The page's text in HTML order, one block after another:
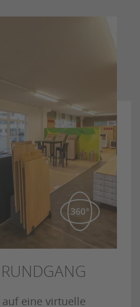
auf eine virtuelle